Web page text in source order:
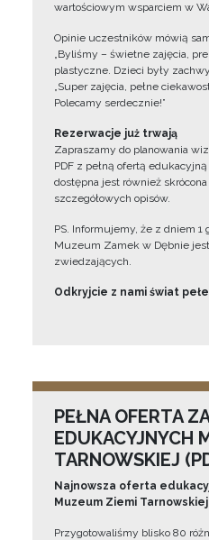
wartościowym wsparciem w
Opinie uczestników mówią
„Byliśmy – świetne zajęcia,
plastyczne. Dzieci były
„Super zajęcia, pełne
Polecamy serdecznie!”
Rezerwacje już trwają
Zapraszamy do planowania
PDF z pełną ofertą
dostępna jest również
szczegółowych opisów.
PS. Informujemy, że z dniem 1
Muzeum Zamek w Dębnie
zwiedzających.
Odkryjcie z nami świat
PEŁNA OFERTA
EDUKACYJNYCH
TARNOWSKIEJ
Najnowsza oferta
Muzeum Ziemi Tarnowskiej
Przygotowaliśmy blisko 80